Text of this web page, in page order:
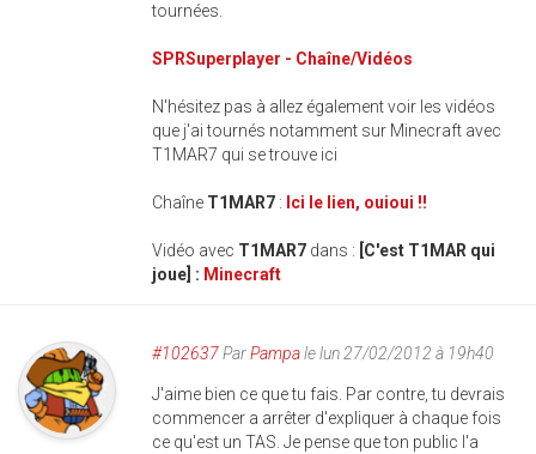
tournées.
SPRSuperplayer - Chaîne/Vidéos
N'hésitez pas à allez également voir les vidéos
que j'ai tournés notamment sur Minecraft avec
T1MAR7 qui se trouve ici
Chaîne T1MAR7 : Ici le lien, ouioui !!
Vidéo avec T1MAR7 dans : [C'est T1MAR qui
joue] : Minecraft
#102637ParPampale lun 27/02/2012 à 19h40
J'aime bien ce que tu fais. Par contre, tu devrais
commencer a arrêter d'expliquer à chaque fois
ce qu'est un TAS. Je pense que ton public l'a